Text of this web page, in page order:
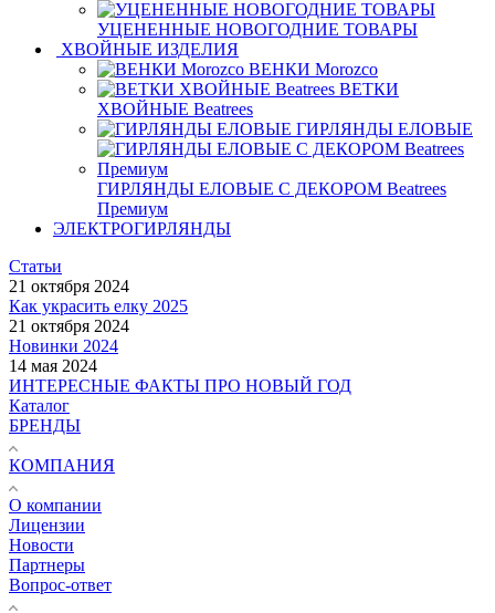
УЦЕНЕННЫЕ НОВОГОДНИЕ ТОВАРЫ
ХВОЙНЫЕ ИЗДЕЛИЯ
ВЕНКИ Morozco
ВЕТКИ
ХВОЙНЫЕ Beatrees
ГИРЛЯНДЫ ЕЛОВЫЕ
ГИРЛЯНДЫ ЕЛОВЫЕ С ДЕКОРОМ Beatrees
Премиум
ЭЛЕКТРОГИРЛЯНДЫ
Статьи
21 октября 2024
Как украсить елку 2025
21 октября 2024
Новинки 2024
14 мая 2024
ИНТЕРЕСНЫЕ ФАКТЫ ПРО НОВЫЙ ГОД
Каталог
БРЕНДЫ
КОМПАНИЯ
О компании
Лицензии
Новости
Партнеры
Вопрос-ответ